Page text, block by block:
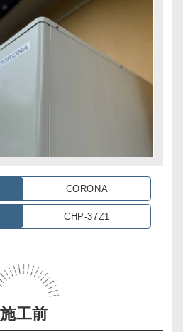
CORONA
CHP-37Z1
施工前